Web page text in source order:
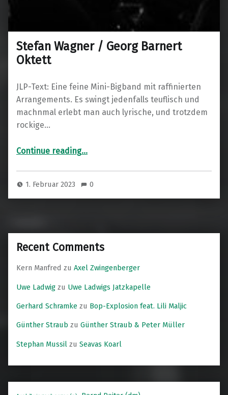
Stefan Wagner / Georg Barnert
Oktett
JLP-Text: Eine feine Mini-Bigband mit raffinierten
Arrangements. Es swingt jedenfalls teuflisch und
machnmal erlebt man auch lyrische, und trotzdem
rockige…
Continue reading“Stefan Wagner / Georg Barnert Oktett”
…
1. Februar 2023 0
Recent Comments
Kern Manfred zu Axel Zwingenberger
Uwe Ladwig zu Uwe Ladwigs Jatzkapelle
Gerhard Schramke zu Bop-Explosion feat. Lili Maljic
Günther Straub zu Günther Straub & Peter Müller
Stephan Mussil zu Seavas Koarl